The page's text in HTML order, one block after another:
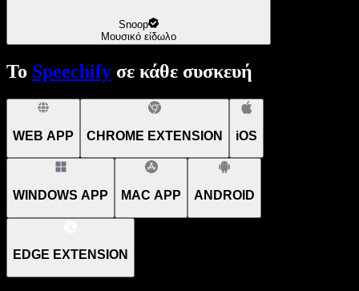
Snoop
Μουσικό είδωλο
Το Speechify σε κάθε συσκευή
WEB APP CHROME EXTENSION iOS
WINDOWS APP MAC APP ANDROID
EDGE EXTENSION